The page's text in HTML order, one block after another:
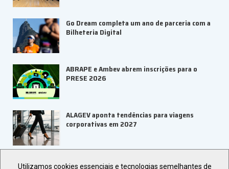
Go Dream completa um ano de parceria com a
Bilheteria Digital
ABRAPE e Ambev abrem inscrições para o
PRESE 2026
ALAGEV aponta tendências para viagens
corporativas em 2027
Utilizamos cookies essenciais e tecnologias semelhantes de